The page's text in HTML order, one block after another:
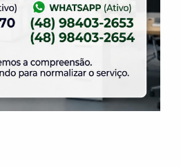
Masculinas ELASE
chegando.
Hour na ELASE.